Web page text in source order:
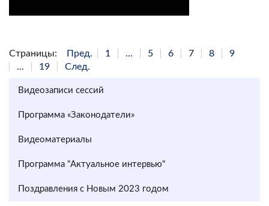
Страницы: Пред. 1 ... 5 6 7 8
9
...
19 След.
Видеозаписи сессий
Программа «Законодатели»
Видеоматериалы
Программа "Актуальное интервью"
Поздравления с Новым 2023 годом